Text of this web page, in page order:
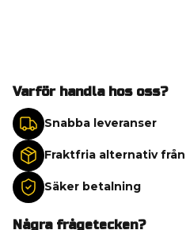
Varför handla hos oss?
Snabba leveranser
Fraktfria alternativ från
Säker betalning
Några frågetecken?